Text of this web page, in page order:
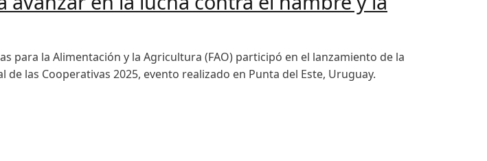
para la Alimentación y la Agricultura (FAO) participó en el lanzamiento de la
las Cooperativas 2025, evento realizado en Punta del Este, Uruguay.